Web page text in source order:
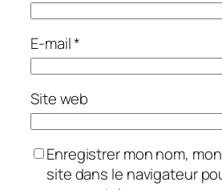
E-mail*
Site web
Enregistrer mon nom,
site dans le navigateur